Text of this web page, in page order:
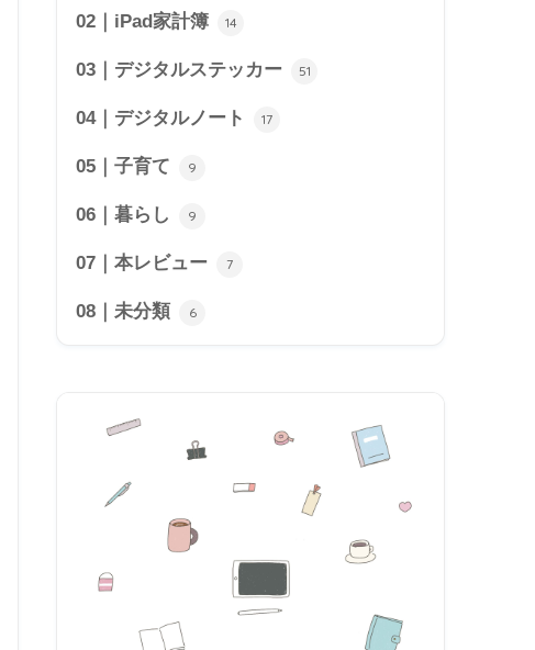
02｜iPad家計簿 14
03｜デジタルステッカー 51
04｜デジタルノート 17
05｜子育て 9
06｜暮らし 9
07｜本レビュー 7
08｜未分類 6